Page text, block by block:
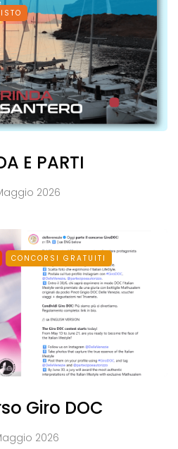
E PARTI
2026
CONCORSI GRATUITI
Giro DOC
2026